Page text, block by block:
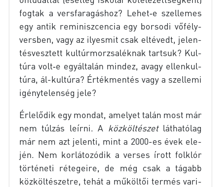
fog­tak a vers­fa­ra­gás­hoz? Lehet‑e szel­le­mes
egy an­tik re­mi­nisz­cen­cia egy bor­so­di vő­fély­
vers­ben, vagy az ilyes­mit csak el­té­vedt, je­len­
tés­vesz­tett kul­túr­mor­zsa­lék­nak tart­suk? Kul­
tú­ra volt‑e egy­ál­ta­lán mind­ez, avagy el­len­kul­
tú­ra, ál-kultúra? Ér­ték­men­tés vagy a szel­le­mi
igény­te­len­ség jele?
Ér­le­lő­dik egy mon­dat, ame­lyet ta­lán most már
nem túl­zás le­ír­ni. A köz­köl­té­szet lát­ha­tó­lag
már nem azt je­len­ti, mint a 2000-es évek ele­
jén. Nem kor­lá­to­zó­dik a ver­ses írott folk­lór
tör­té­ne­ti ré­te­ge­i­re, de még csak a tá­gabb
köz­köl­té­szet­re, te­hát a mű­köl­tői ter­més va­ri­